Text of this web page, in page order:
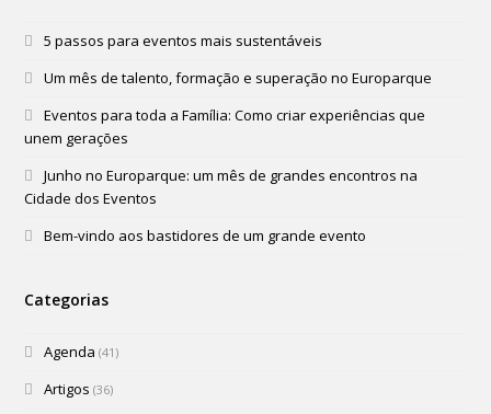
5 passos para eventos mais sustentáveis
Um mês de talento, formação e superação no Europarque
Eventos para toda a Família: Como criar experiências que
unem gerações
Junho no Europarque: um mês de grandes encontros na
Cidade dos Eventos
Bem-vindo aos bastidores de um grande evento
Categorias
Agenda (41)
Artigos (36)